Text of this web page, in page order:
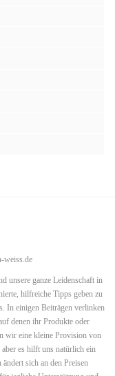
weiss.de
ganze Leidenschaft in
hilfreiche Tipps geben zu
In einigen Beiträgen verlinken
denen ihr Produkte oder
wir eine kleine Provision von
es hilft uns natürlich ein
sich an den Preisen